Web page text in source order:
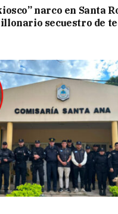
narco en Santa
secuestro de